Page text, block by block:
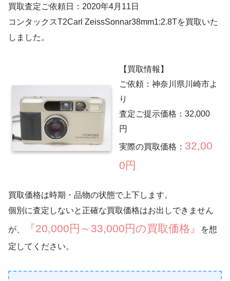
買取査定ご依頼日：2020年4月11日
コンタックスT2Carl ZeissSonnar38mm1:2.8Tを買取いた
しました。
【買取情報】
ご依頼：神奈川県川崎市よ
り
査定ご提示価格：32,000
円
実際の買取価格： 32,00
0円
買取価格は時期・品物の状態で上下します。
個別に査定しないと正確な買取価格はお出しできません
が、 『20,000円～33,000円の買取価格』
を想
定してください。